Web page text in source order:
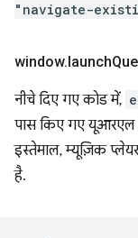
"navigate-
window.launch
नीचे दिए गए कोड में,
पास किए गए
इस्तेमाल, म्यूज़िक
है.